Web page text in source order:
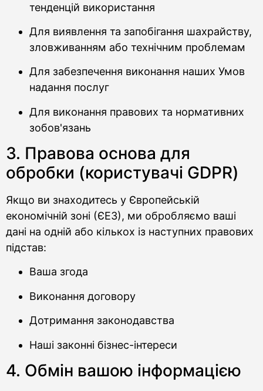
тенденцій використання
Для виявлення та запобігання шахрайству,
зловживанням або технічним проблемам
Для забезпечення виконання наших Умов
надання послуг
Для виконання правових та нормативних
зобов'язань
3. Правова основа для
обробки (користувачі GDPR)
Якщо ви знаходитесь у Європейській
економічній зоні (ЄЕЗ), ми обробляємо ваші
дані на одній або кількох із наступних правових
підстав:
Ваша згода
Виконання договору
Дотримання законодавства
Наші законні бізнес-інтереси
4. Обмін вашою інформацією